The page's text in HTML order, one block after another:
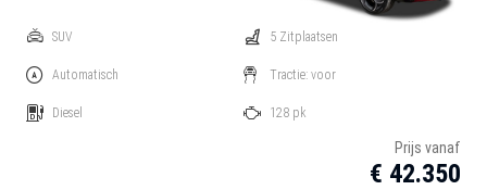
SUV
Automatisch
Diesel
5 Zitplaatsen
Tractie: voor
128 pk
Prijs vanaf
€ 42.350